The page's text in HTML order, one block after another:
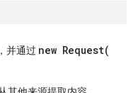
并通过 new Request(